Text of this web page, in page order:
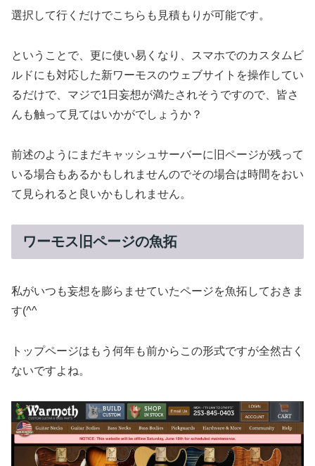
選択して行くだけでこちらも見積もりが可能です。
ということで、更に使い易くなり、スマホでのカスタムビ
ルドにも対応した新ワーモスのウェブサイトを操作してい
るだけで、マジで1日妄想が満たされそうですので、皆さ
んも触って見てはいかがでしょうか？
前述のようにまだキャッシュサーバーに旧ページが残って
いる場合もあるかもしれませんのでその場合は時間をおい
て見られると良いかもしれません。
ワーモス旧ページの魚拓
私がいつも妄想を膨らませていたページを魚拓しておきま
す(^^
トップページはもう何年も前からこの形式ですが全然古く
ないですよね。